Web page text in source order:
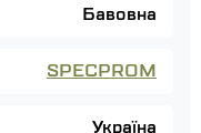
Бавовна
SPECPROM
Україна